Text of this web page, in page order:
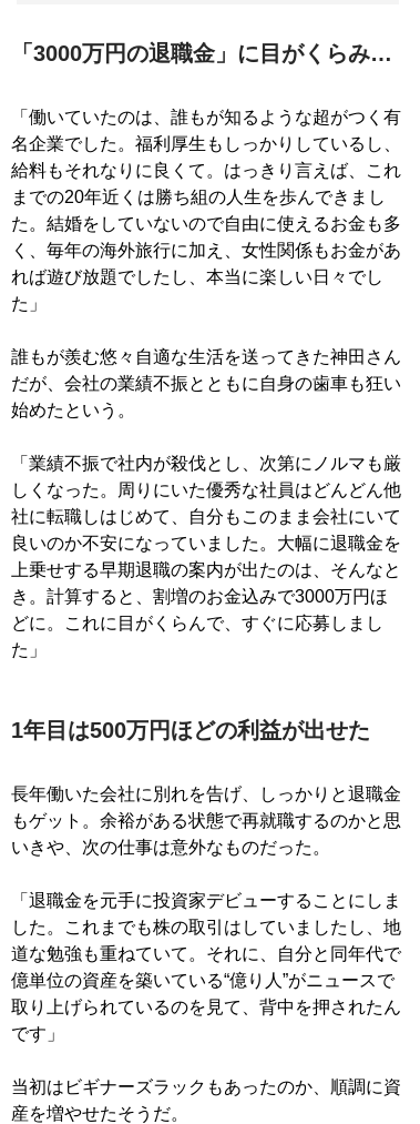
「3000万円の退職金」に目がくらみ…
「働いていたのは、誰もが知るような超がつく有
名企業でした。福利厚生もしっかりしているし、
給料もそれなりに良くて。はっきり言えば、これ
までの20年近くは勝ち組の人生を歩んできまし
た。結婚をしていないので自由に使えるお金も多
く、毎年の海外旅行に加え、女性関係もお金があ
れば遊び放題でしたし、本当に楽しい日々でし
た」
誰もが羨む悠々自適な生活を送ってきた神田さん
だが、会社の業績不振とともに自身の歯車も狂い
始めたという。
「業績不振で社内が殺伐とし、次第にノルマも厳
しくなった。周りにいた優秀な社員はどんどん他
社に転職しはじめて、自分もこのまま会社にいて
良いのか不安になっていました。大幅に退職金を
上乗せする早期退職の案内が出たのは、そんなと
き。計算すると、割増のお金込みで3000万円ほ
どに。これに目がくらんで、すぐに応募しまし
た」
1年目は500万円ほどの利益が出せた
長年働いた会社に別れを告げ、しっかりと退職金
もゲット。余裕がある状態で再就職するのかと思
いきや、次の仕事は意外なものだった。
「退職金を元手に投資家デビューすることにしま
した。これまでも株の取引はしていましたし、地
道な勉強も重ねていて。それに、自分と同年代で
億単位の資産を築いている“億り人”がニュースで
取り上げられているのを見て、背中を押されたん
です」
当初はビギナーズラックもあったのか、順調に資
産を増やせたそうだ。